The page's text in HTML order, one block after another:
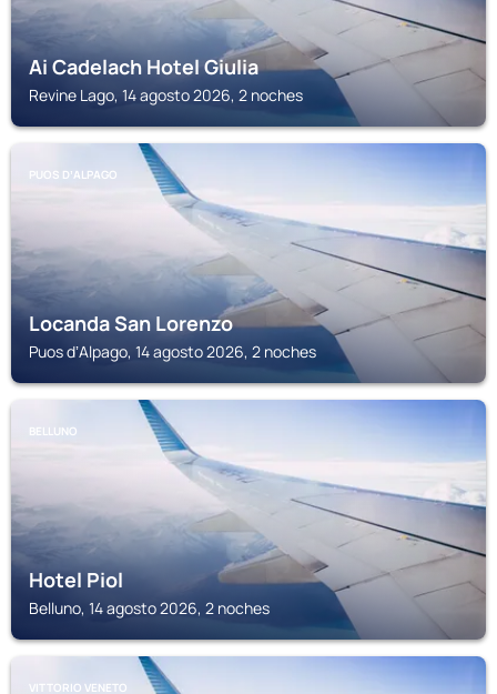
Ai Cadelach Hotel Giulia
Revine Lago, 14 agosto 2026, 2 noches
PUOS DʼALPAGO
Locanda San Lorenzo
Puos dʼAlpago, 14 agosto 2026, 2 noches
BELLUNO
Hotel Piol
Belluno, 14 agosto 2026, 2 noches
VITTORIO VENETO